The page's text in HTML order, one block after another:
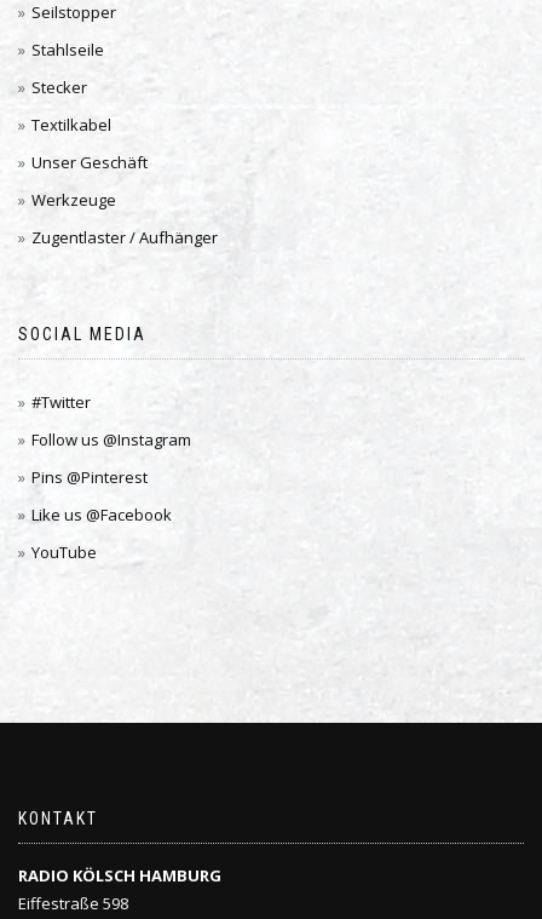
Seilstopper
Stahlseile
Stecker
Textilkabel
Unser Geschäft
Werkzeuge
Zugentlaster / Aufhänger
SOCIAL MEDIA
#Twitter
Follow us @Instagram
Pins @Pinterest
Like us @Facebook
YouTube
KONTAKT
RADIO KÖLSCH HAMBURG
Eiffestraße 598